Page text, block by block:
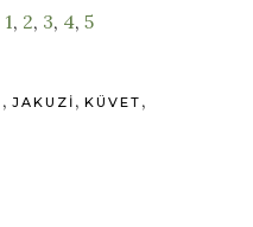
1, 2, 3, 4, 5
, JAKUZI , KÜVET ,